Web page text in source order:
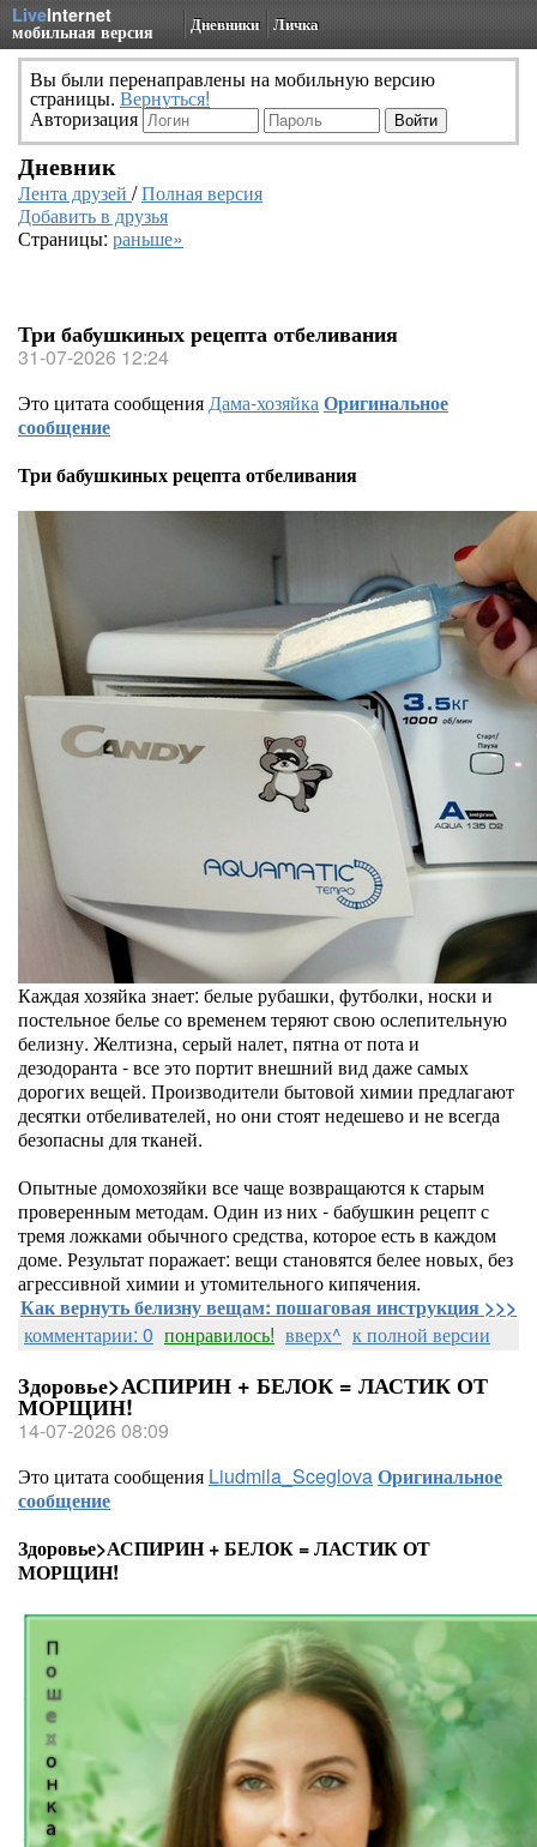
LiveInternet
мобильная версия Дневники Личка
Вы были перенаправлены на мобильную версию
страницы. Вернуться!
Авторизация
Дневник
Лента друзей /Полная версия
Добавить в друзья
Страницы: раньше»
Три бабушкиных рецепта отбеливания
31-07-2026 12:24
Это цитата сообщенияДама-хозяйкаОригинальное
сообщение
Три бабушкиных рецепта отбеливания
Каждая хозяйка знает: белые рубашки, футболки, носки и
постельное белье со временем теряют свою ослепительную
белизну. Желтизна, серый налет, пятна от пота и
дезодоранта - все это портит внешний вид даже самых
дорогих вещей. Производители бытовой химии предлагают
десятки отбеливателей, но они стоят недешево и не всегда
безопасны для тканей.
Опытные домохозяйки все чаще возвращаются к старым
проверенным методам. Один из них - бабушкин рецепт с
тремя ложками обычного средства, которое есть в каждом
доме. Результат поражает: вещи становятся белее новых, без
агрессивной химии и утомительного кипячения.
Как вернуть белизну вещам: пошаговая инструкция >>>
комментарии: 0 понравилось! вверх^ к полной версии
Здоровье>АСПИРИН + БЕЛОК = ЛАСТИК ОТ
МОРЩИН!
14-07-2026 08:09
Это цитата сообщения Liudmila_SceglovaОригинальное
сообщение
Здоровье>АСПИРИН + БЕЛОК = ЛАСТИК ОТ
МОРЩИН!